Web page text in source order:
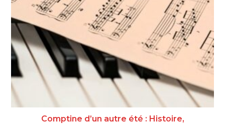
Comptine d’un autre été : Histoire,